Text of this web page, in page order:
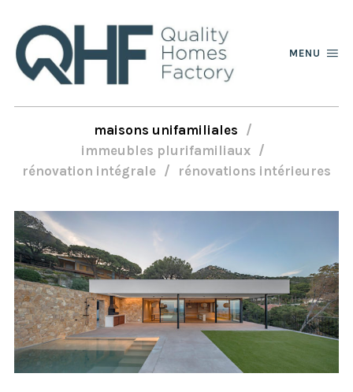
MENU
maisons unifamiliales
immeubles plurifamiliaux
rénovation intégrale
rénovations intérieures